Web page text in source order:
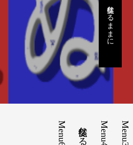
徒然なるままに
Menu3
Menu4
Menu6